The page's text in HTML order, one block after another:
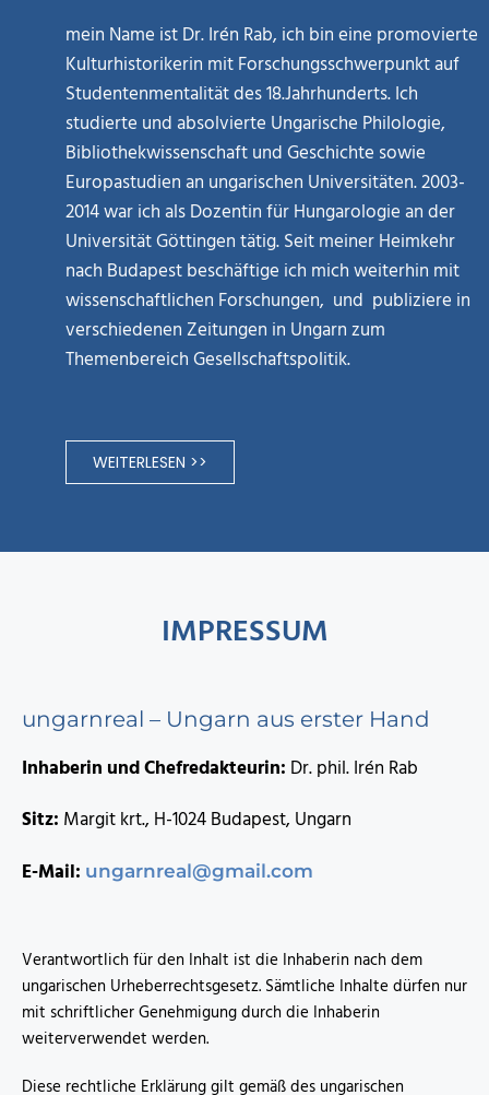
mein Name ist Dr. Irén Rab, ich bin eine promovierte
Kulturhistorikerin mit Forschungsschwerpunkt auf
Studentenmentalität des 18.Jahrhunderts. Ich
studierte und absolvierte Ungarische Philologie,
Bibliothekwissenschaft und Geschichte sowie
Europastudien an ungarischen Universitäten. 2003-
2014 war ich als Dozentin für Hungarologie an der
Universität Göttingen tätig. Seit meiner Heimkehr
nach Budapest beschäftige ich mich weiterhin mit
wissenschaftlichen Forschungen, und publiziere in
verschiedenen Zeitungen in Ungarn zum
Themenbereich Gesellschaftspolitik.
WEITERLESEN >>
IMPRESSUM
ungarnreal – Ungarn aus erster Hand
Inhaberin und Chefredakteurin: Dr. phil. Irén Rab
Sitz: Margit krt., H-1024 Budapest, Ungarn
E-Mail: ungarnreal@gmail.com
Verantwortlich für den Inhalt ist die Inhaberin nach dem
ungarischen Urheberrechtsgesetz. Sämtliche Inhalte dürfen nur
mit schriftlicher Genehmigung durch die Inhaberin
weiterverwendet werden.
Diese rechtliche Erklärung gilt gemäß des ungarischen